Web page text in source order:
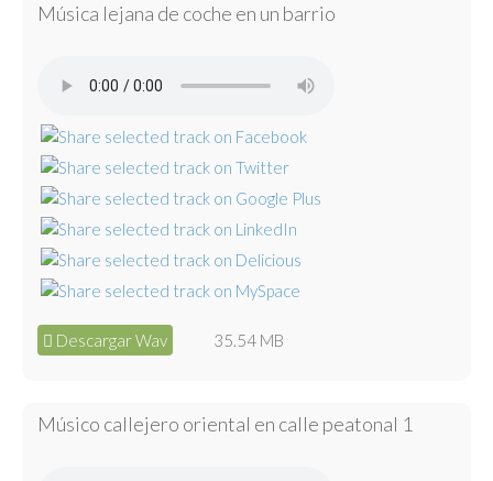
Música lejana de coche en un barrio
Descargar Wav 35.54 MB
Músico callejero oriental en calle peatonal 1